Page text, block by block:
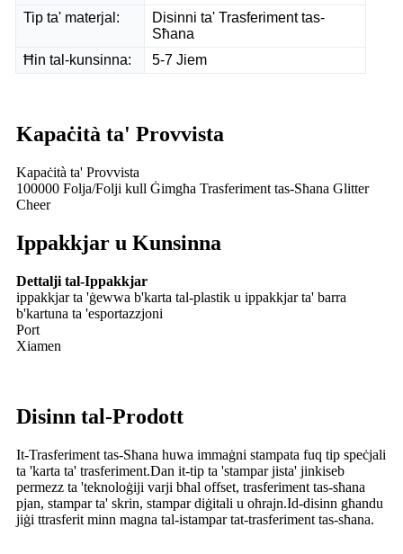
Tip ta' materjal:
Disinni ta' Trasferiment tas-
Sħana
Ħin tal-kunsinna:
5-7 Jiem
Kapaċità ta' Provvista
Kapaċità ta' Provvista
100000 Folja/Folji kull Ġimgħa Trasferiment tas-Sħana Glitter
Cheer
Ippakkjar u Kunsinna
Dettalji tal-Ippakkjar
ippakkjar ta 'ġewwa b'karta tal-plastik u ippakkjar ta' barra
b'kartuna ta 'esportazzjoni
Port
Xiamen
Disinn tal-Prodott
It-Trasferiment tas-Sħana huwa immaġni stampata fuq tip speċjali
ta 'karta ta' trasferiment.Dan it-tip ta 'stampar jista' jinkiseb
permezz ta 'teknoloġiji varji bħal offset, trasferiment tas-sħana
pjan, stampar ta' skrin, stampar diġitali u oħrajn.Id-disinn għandu
jiġi ttrasferit minn magna tal-istampar tat-trasferiment tas-sħana.